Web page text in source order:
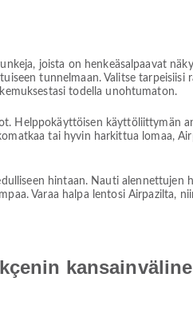
joista on henkeäsalpaavat
tunnelmaan. Valitse
todella unohtumaton.
Helppokäyttöisen käyttöliittymän
tai hyvin harkittua lomaa,
hintaan. Nauti alennettujen
Varaa halpa lentosi Airpazilta,